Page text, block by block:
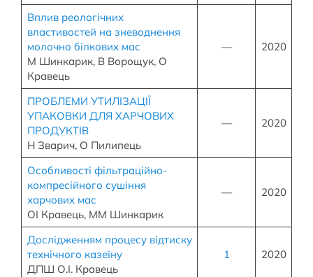
Вплив реологічних
властивостей на зневоднення
молочно білкових мас
М Шинкарик, В Ворощук, О
Кравець
— 2020
ПРОБЛЕМИ УТИЛІЗАЦІЇ
УПАКОВКИ ДЛЯ ХАРЧОВИХ
ПРОДУКТІВ
Н Зварич, О Пилипець
— 2020
Особливості фільтраційно-
компресійного сушіння
харчових мас
ОІ Кравець, ММ Шинкарик
— 2020
Дослідженням процесу відтиску
технічного казеїну
ДПШ О.І. Кравець
1 2020